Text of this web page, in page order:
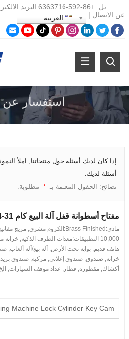
تل:+86- 592-6363716 البريد الالكترونى:
عن الاتصال | العربية
استفسار عن
إذا كان لديك أسئلة حول منتجاتنا, املأ
أسئلة لديك.
نصائح: الحقول المعلمة بـ
* مطلوبة.
مفتاح أسطوانة قفل آلة البيع كام MK114-31
مادي: Brass Finished:الكروم مشرق, مزيج
10,000 التطبيقات:معدات الطرف الذكية,
هاتف قديم, بوابة تحت الأرض, آلة بيع/آلة ألعاب,
خزانة, صندوق, صندوق إعلاني, مركبة, صندوق
أكشاك, مقطورة, قطار, عداد موقف السيارات,